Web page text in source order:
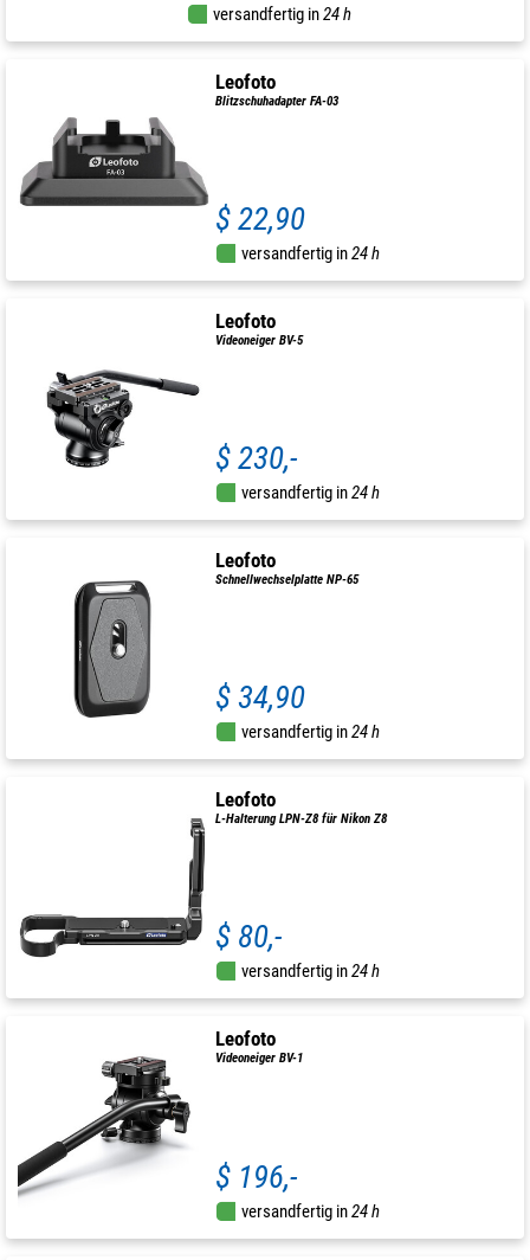
versandfertig in24 h
Leofoto
Blitzschuhadapter FA-03
$ 22,90
versandfertig in24 h
Leofoto
Videoneiger BV-5
$ 230,-
versandfertig in24 h
Leofoto
Schnellwechselplatte NP-65
$ 34,90
versandfertig in24 h
Leofoto
L-Halterung LPN-Z8 für Nikon Z8
$ 80,-
versandfertig in24 h
Leofoto
Videoneiger BV-1
$ 196,-
versandfertig in24 h